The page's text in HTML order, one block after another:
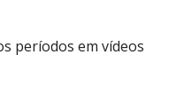
períodos em vídeos